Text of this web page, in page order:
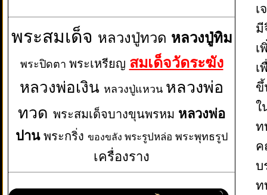
พระสมเด็จ หลวงปู่ทวด หลวงปู่ทิม
พระปิดตา พระเหรียญ สมเด็จวัดระฆัง
หลวงพ่อเงิน หลวงปู่แหวน หลวงพ่อ
ทวด พระสมเด็จบางขุนพรหม หลวงพ่อ
ปาน พระกริ่ง ของขลัง พระรูปหล่อ พระพุทธรูป
เครื่องราง
เ
มี
เ
เ
ขึ้
ใ
ท
ค
บ
ท